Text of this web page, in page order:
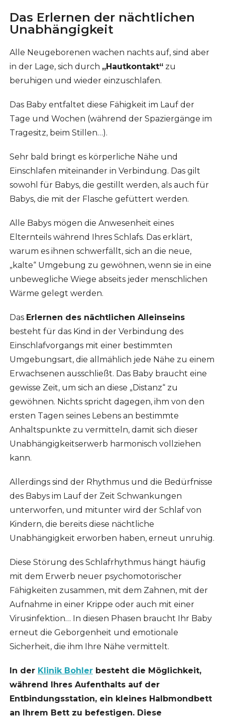
Das Erlernen der nächtlichen
Unabhängigkeit
Alle Neugeborenen wachen nachts auf, sind aber
in der Lage, sich durch „Hautkontakt“zu
beruhigen und wieder einzuschlafen.
Das Baby entfaltet diese Fähigkeit im Lauf der
Tage und Wochen (während der Spaziergänge im
Tragesitz, beim Stillen…).
Sehr bald bringt es körperliche Nähe und
Einschlafen miteinander in Verbindung. Das gilt
sowohl für Babys, die gestillt werden, als auch für
Babys, die mit der Flasche gefüttert werden.
Alle Babys mögen die Anwesenheit eines
Elternteils während Ihres Schlafs. Das erklärt,
warum es ihnen schwerfällt, sich an die neue,
„kalte“ Umgebung zu gewöhnen, wenn sie in eine
unbewegliche Wiege abseits jeder menschlichen
Wärme gelegt werden.
Das Erlernen des nächtlichen Alleinseins
besteht für das Kind in der Verbindung des
Einschlafvorgangs mit einer bestimmten
Umgebungsart, die allmählich jede Nähe zu einem
Erwachsenen ausschließt. Das Baby braucht eine
gewisse Zeit, um sich an diese „Distanz“ zu
gewöhnen. Nichts spricht dagegen, ihm von den
ersten Tagen seines Lebens an bestimmte
Anhaltspunkte zu vermitteln, damit sich dieser
Unabhängigkeitserwerb harmonisch vollziehen
kann.
Allerdings sind der Rhythmus und die Bedürfnisse
des Babys im Lauf der Zeit Schwankungen
unterworfen, und mitunter wird der Schlaf von
Kindern, die bereits diese nächtliche
Unabhängigkeit erworben haben, erneut unruhig.
Diese Störung des Schlafrhythmus hängt häufig
mit dem Erwerb neuer psychomotorischer
Fähigkeiten zusammen, mit dem Zahnen, mit der
Aufnahme in einer Krippe oder auch mit einer
Virusinfektion… In diesen Phasen braucht Ihr Baby
erneut die Geborgenheit und emotionale
Sicherheit, die ihm Ihre Nähe vermittelt.
In der Klinik Bohlerbesteht die Möglichkeit,
während Ihres Aufenthalts auf der
Entbindungsstation, ein kleines Halbmondbett
an Ihrem Bett zu befestigen. Diese